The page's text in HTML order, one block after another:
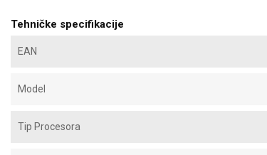
Tehničke specifikacije
EAN
Model
Tip Procesora